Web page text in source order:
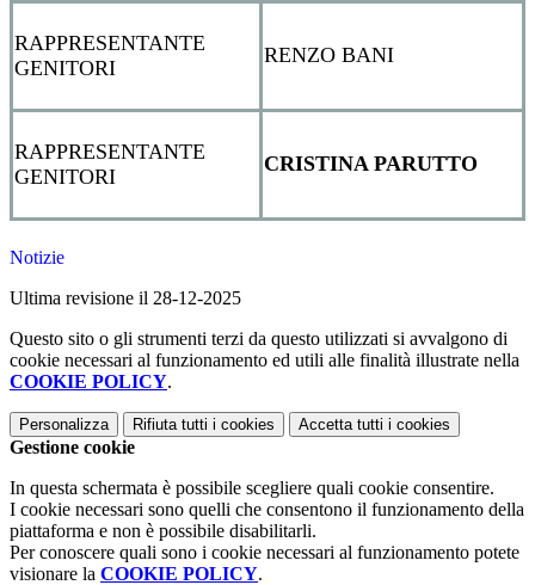
RAPPRESENTANTE
GENITORI
RENZO BANI
RAPPRESENTANTE
GENITORI
CRISTINA PARUTTO
Notizie
Ultima revisione il 28-12-2025
Questo sito o gli strumenti terzi da questo utilizzati si avvalgono di
cookie necessari al funzionamento ed utili alle finalità illustrate nella
COOKIE POLICY.
Personalizza Rifiuta tutti i cookies Accetta tutti i cookies
Gestione cookie
In questa schermata è possibile scegliere quali cookie consentire.
I cookie necessari sono quelli che consentono il funzionamento della
piattaforma e non è possibile disabilitarli.
Per conoscere quali sono i cookie necessari al funzionamento potete
visionare la COOKIE POLICY.